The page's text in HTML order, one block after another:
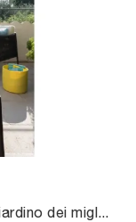
divani da giardino e set di Arredo Giardino dei migliori produttori: ottieni informazioni sul modello Luce di Unopiu, clicca subito!